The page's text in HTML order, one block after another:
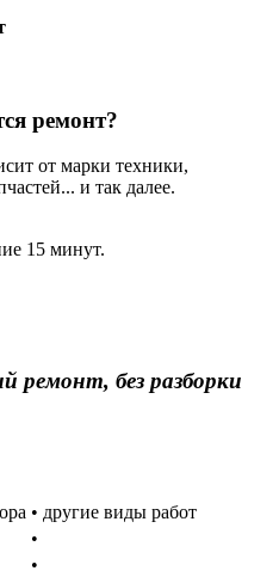
ремонт?
от марки техники,
и так далее.
15 минут.
ремонт, без разборки
• другие виды работ
•
•